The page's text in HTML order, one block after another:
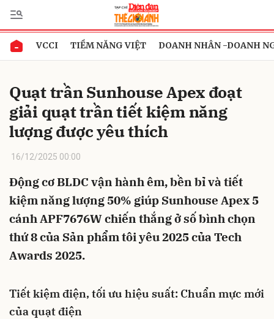
VCCI TIỀM NĂNG VIỆT DOANH NHÂN -DOANH
Quạt trần Sunhouse Apex đoạt
giải quạt trần tiết kiệm năng
lượng được yêu thích
16/12/2025 00:00
Động cơ BLDC vận hành êm, bền bỉ và tiết
kiệm năng lượng 50% giúp Sunhouse Apex 5
cánh APF7676W chiến thắng ở số bình chọn
thứ 8 của Sản phẩm tôi yêu 2025 của Tech
Awards 2025.
Tiết kiệm điện, tối ưu hiệu suất: Chuẩn mực mới
của quạt điện
Gửi bình luận
Hủy Gửi